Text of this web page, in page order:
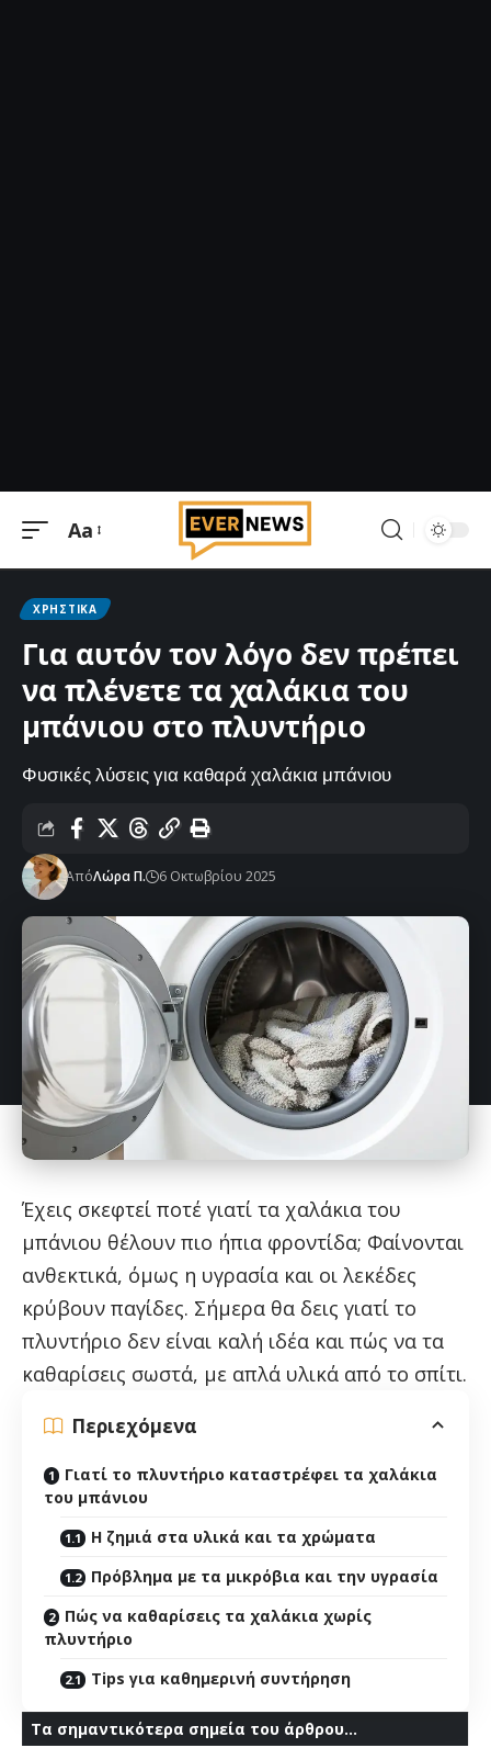
Μεγέθυνση
Aa
ΧΡΗΣΤΙΚΆ
Για αυτόν τον λόγο δεν πρέπει
να πλένετε τα χαλάκια του
μπάνιου στο πλυντήριο
Φυσικές λύσεις για καθαρά χαλάκια μπάνιου
ΑπόΛώρα Π. 6 Οκτωβρίου 2025
Έχεις σκεφτεί ποτέ γιατί τα χαλάκια του
μπάνιου θέλουν πιο ήπια φροντίδα; Φαίνονται
ανθεκτικά, όμως η υγρασία και οι λεκέδες
κρύβουν παγίδες. Σήμερα θα δεις γιατί το
πλυντήριο δεν είναι καλή ιδέα και πώς να τα
καθαρίσεις σωστά, με απλά υλικά από το σπίτι.
Περιεχόμενα
Γιατί το πλυντήριο καταστρέφει τα χαλάκια
του μπάνιου
Η ζημιά στα υλικά και τα χρώματα
Πρόβλημα με τα μικρόβια και την υγρασία
Πώς να καθαρίσεις τα χαλάκια χωρίς
πλυντήριο
Tips για καθημερινή συντήρηση
Τα σημαντικότερα σημεία του άρθρου…